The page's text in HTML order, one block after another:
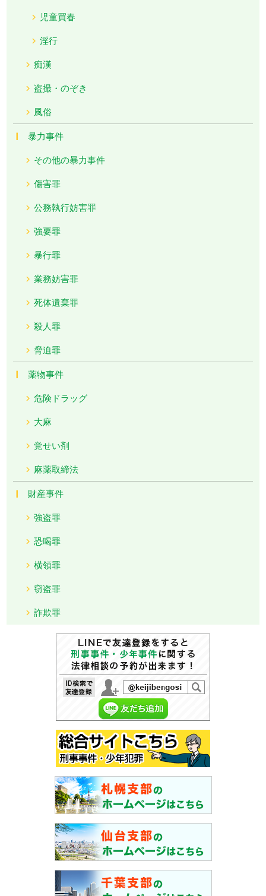
児童買春
淫行
痴漢
盗撮・のぞき
風俗
暴力事件
その他の暴力事件
傷害罪
公務執行妨害罪
強要罪
暴行罪
業務妨害罪
死体遺棄罪
殺人罪
脅迫罪
薬物事件
危険ドラッグ
大麻
覚せい剤
麻薬取締法
財産事件
強盗罪
恐喝罪
横領罪
窃盗罪
詐欺罪